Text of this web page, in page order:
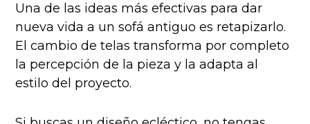
Una de las ideas más efectivas para dar
nueva vida a un sofá antiguo es retapizarlo.
El cambio de telas transforma por completo
la percepción de la pieza y la adapta al
estilo del proyecto.